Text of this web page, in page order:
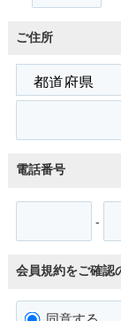
ご住所
電話番号
-
会員規約をご確認